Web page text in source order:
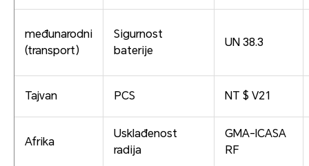
međunarodni
(transport)
Sigurnost
baterije
UN 38.3
Tajvan PCS NT $ V21
Afrika
Usklađenost
radija
GMA-ICASA
RF